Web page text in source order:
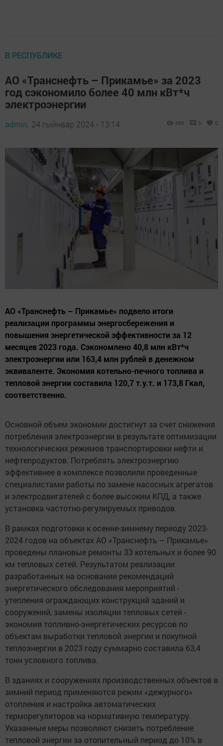
В РЕСПУБЛИКЕ
АО «Транснефть – Прикамье» за 2023
год сэкономило более 40 млн кВт*ч
электроэнергии
admin, 24 гыйнвар 2024 - 13:14 386 0 0
АО «Транснефть – Прикамье» подвело итоги
реализации программы энергосбережения и
повышения энергетической эффективности за 12
месяцев 2023 года. Сэкономлено 40,8 млн кВт*ч
электроэнергии или 163,4 млн рублей в денежном
эквиваленте. Экономия котельно-печного топлива и
тепловой энергии составила 120,7 т.у.т. и 173,8 Гкал,
соответственно.
Основной объем экономии достигнут за счет снижения
потребления электроэнергии в результате оптимизации
технологических режимов транспортировки нефти и
нефтепродуктов. Потреблять электроэнергию
эффективнее в комплексе позволили проведенные
специалистами работы по замене насосных агрегатов
и электродвигателей с более высоким КПД, а также
установка частотно-регулируемых приводов.
В рамках подготовки к осенне-зимнему периоду 2023-
2024 годов на объектах АО «Транснефть – Прикамье»
проведены плановые ремонты 33 котельных и более 90
км тепловых сетей. Результатом реализации
разработанных на основании рекомендаций
энергетического обследования мероприятий -
утепления ограждающих конструкций зданий и
сооружений, замены изоляции тепловых сетей -
экономия топливно-энергетических ресурсов по
объектам выработки тепловой энергии и покупной
теплоэнергии в 2023 году суммарно составила 63,4
тонн условного топлива.
В зданиях и сооружениях производственных объектов в
зимний период применяются режим «дежурного»
отопления и настройка автоматических
терморегуляторов на нормативную температуру.
Указанные меры позволяют снизить потребление
тепловой энергии за отопительный период до 10% в